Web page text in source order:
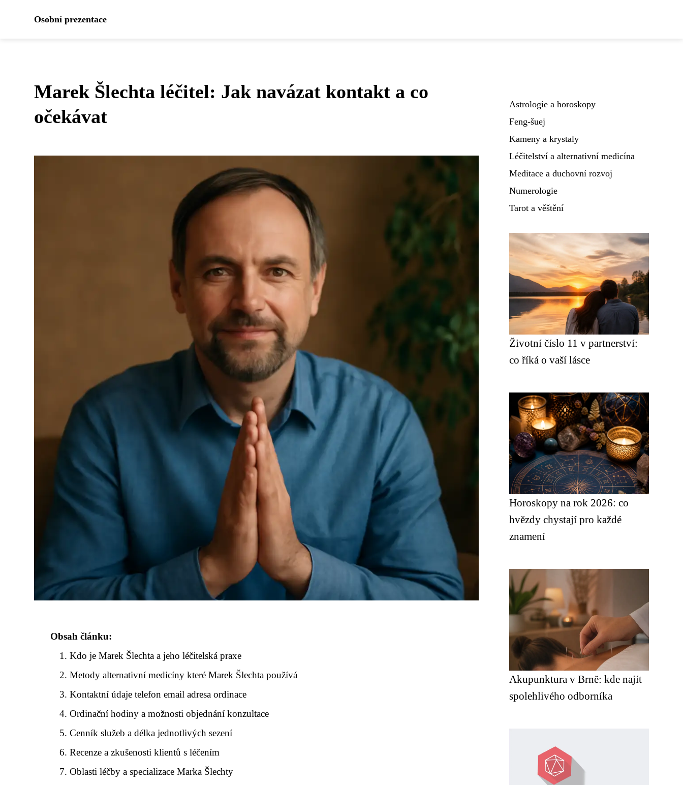
Osobní prezentace
Marek Šlechta léčitel: Jak navázat kontakt a co
očekávat
Obsah článku:
Kdo je Marek Šlechta a jeho léčitelská praxe
Metody alternativní medicíny které Marek Šlechta používá
Kontaktní údaje telefon email adresa ordinace
Ordinační hodiny a možnosti objednání konzultace
Cenník služeb a délka jednotlivých sezení
Recenze a zkušenosti klientů s léčením
Oblasti léčby a specializace Marka Šlechty
Astrologie a horoskopy
Feng-šuej
Kameny a krystaly
Léčitelství a alternativní medicína
Meditace a duchovní rozvoj
Numerologie
Tarot a věštění
Životní číslo 11 v partnerství:
co říká o vaší lásce
Horoskopy na rok 2026: co
hvězdy chystají pro každé
znamení
Akupunktura v Brně: kde najít
spolehlivého odborníka